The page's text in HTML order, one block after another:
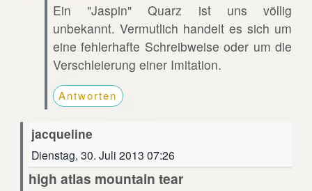
Ein "Jaspin" Quarz ist uns völlig
unbekannt. Vermutlich handelt es sich um
eine fehlerhafte Schreibweise oder um die
Verschleierung einer Imitation.
Antworten
jacqueline
Dienstag, 30. Juli 2013 07:26
high atlas mountain tear